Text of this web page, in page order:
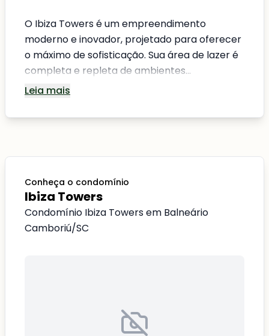
O Ibiza Towers é um empreendimento
moderno e inovador, projetado para oferecer
o máximo de sofisticação. Sua área de lazer é
completa e repleta de ambientes...
Leia mais
Conheça o condomínio
Ibiza Towers
Condomínio Ibiza Towers em Balneário
Camboriú/SC